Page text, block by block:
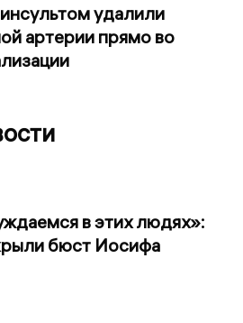
удалили
артерии прямо во
в этих людях»:
бюст Иосифа